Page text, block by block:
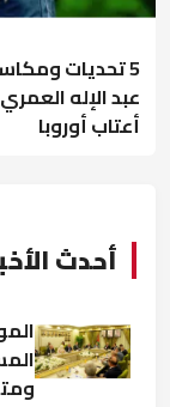
5 تحديات
عبد الإله
أعتاب أوروبا
أحدث